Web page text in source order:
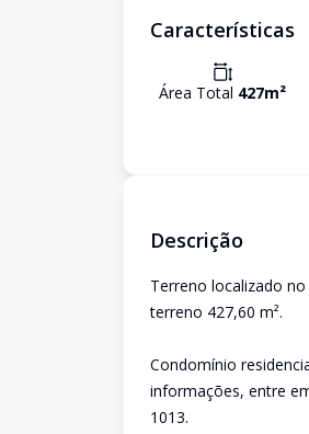
Características
Área Total 427m²
Descrição
Terreno localizado
terreno 427,60 m².
Condomínio
informações, entre
1013.